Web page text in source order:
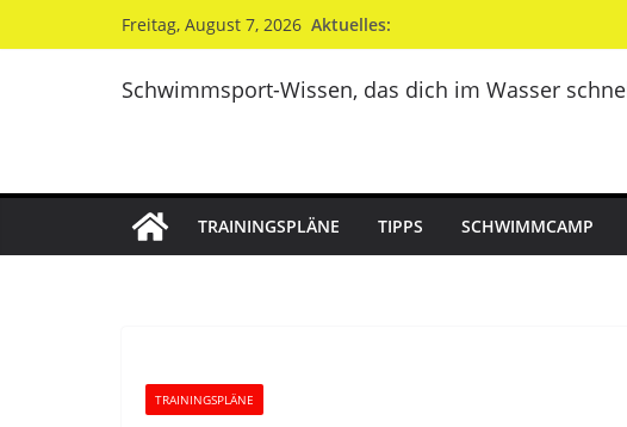
Inhalt
Freitag, August 7, 2026 Aktuelles:
Schwimmsport-Wissen, das dich im Wasser
TRAININGSPLÄNE TIPPS SCHWIMMCAMP
TRAININGSPLÄNE